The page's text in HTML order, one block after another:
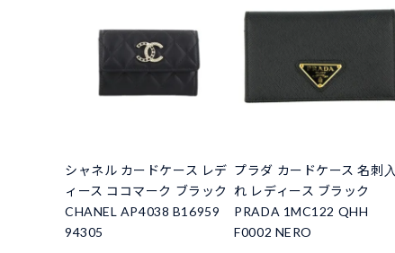
シャネル カードケース レデ
ィース ココマーク ブラック
CHANEL AP4038 B16959
94305
プラダ カードケース 名刺入
れ レディース ブラック
PRADA 1MC122 QHH
F0002 NERO